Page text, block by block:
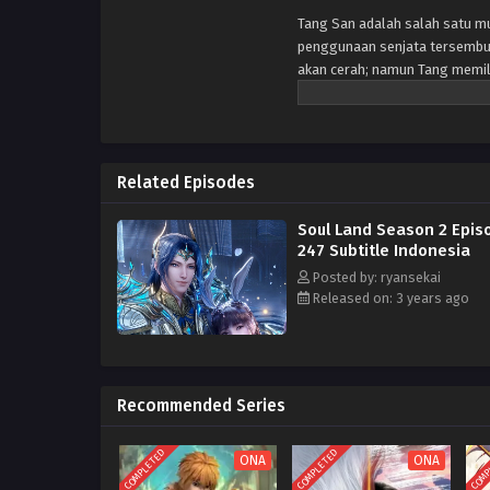
Tang San adalah salah satu
penggunaan senjata
akan cerah; namun Tang
pengetahuan terlarang sekte
menjadi Guru Roh, sebuah
yang bereinkarnasi ke dunia
enam tahun, dia mengambil
Biru — yang dianggap sebagai
kekuatan roh yang kuat.
Tang sebagai Guru Jiwa
Related Episodes
Soul Land Season 2
247 Subtitle Indonesia
Posted by: ryansekai
Released on: 3 years ago
Recommended Series
COMPLETED ONA COMPLETED ONA